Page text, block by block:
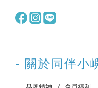
- 關於同伴小